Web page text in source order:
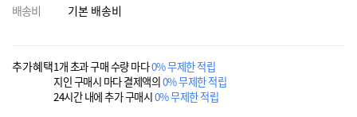
배송비 기본 배송비
추가혜택1개 초과 구매 수량 마다0% 무제한 적립
지인 구매시 마다 결제액의0% 무제한 적립
24시간 내에 추가 구매시0% 무제한 적립